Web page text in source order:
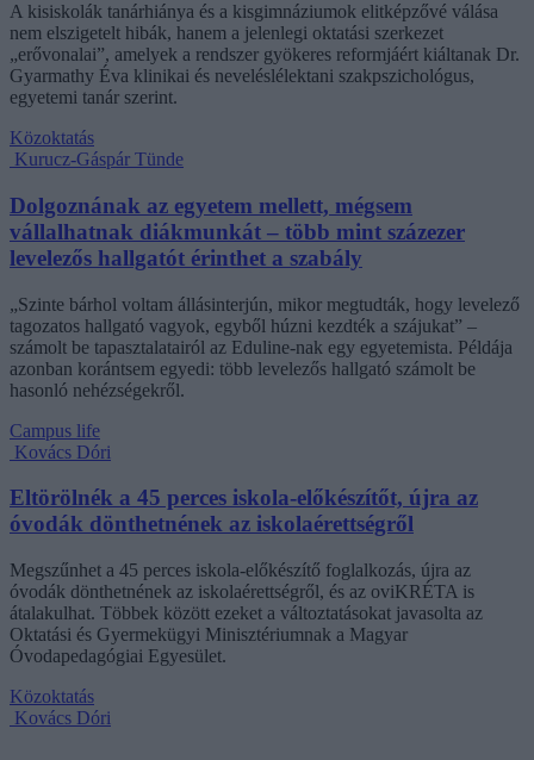
A kisiskolák tanárhiánya és a kisgimnáziumok elitképzővé válása
nem elszigetelt hibák, hanem a jelenlegi oktatási szerkezet
„erővonalai”, amelyek a rendszer gyökeres reformjáért kiáltanak Dr.
Gyarmathy Éva klinikai és neveléslélektani szakpszichológus,
egyetemi tanár szerint.
Közoktatás
Kurucz-Gáspár Tünde
Dolgoznának az egyetem mellett, mégsem
vállalhatnak diákmunkát – több mint százezer
levelezős hallgatót érinthet a szabály
„Szinte bárhol voltam állásinterjún, mikor megtudták, hogy levelező
tagozatos hallgató vagyok, egyből húzni kezdték a szájukat” –
számolt be tapasztalatairól az Eduline-nak egy egyetemista. Példája
azonban korántsem egyedi: több levelezős hallgató számolt be
hasonló nehézségekről.
Campus life
Kovács Dóri
Eltörölnék a 45 perces iskola-előkészítőt, újra az
óvodák dönthetnének az iskolaérettségről
Megszűnhet a 45 perces iskola-előkészítő foglalkozás, újra az
óvodák dönthetnének az iskolaérettségről, és az oviKRÉTA is
átalakulhat. Többek között ezeket a változtatásokat javasolta az
Oktatási és Gyermekügyi Minisztériumnak a Magyar
Óvodapedagógiai Egyesület.
Közoktatás
Kovács Dóri